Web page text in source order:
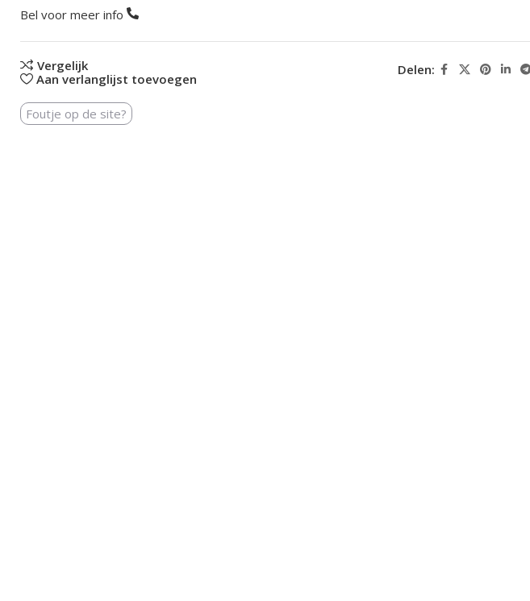
Bel voor meer info
Vergelijk
Aan verlanglijst toevoegen
Delen:
Foutje op de site?